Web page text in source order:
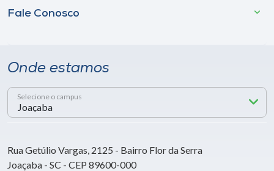
Fale Conosco
Onde estamos
Selecione o campus
Rua Getúlio Vargas, 2125 - Bairro Flor da Serra
Joaçaba - SC - CEP 89600-000